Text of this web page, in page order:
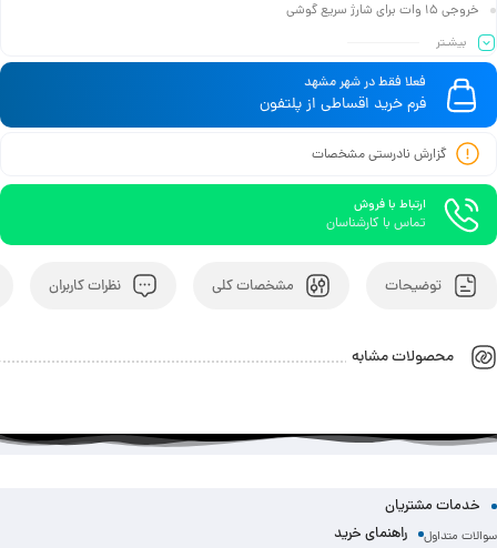
خروجی 15 وات برای شارژ سریع گوشی
طراحی زیبا با جنس پلاستیک و صفحه اکریلیک
ابعاد فشرده: 165 × 141.3 × 13 میلی‌متر
ورودی 9V/2A و 5V/3A برای سازگاری با انواع آداپتور
بیشـتر
فعلا فقط در شهر مشهد
فرم خرید اقساطی از پلتفون
گزارش نادرستی مشخصات
ارتباط با فروش
تماس با کارشناسان
توضیحات مشخصات کلی نظرات کاربران
محصولات مشابه
خدمات مشتریان
سوالات متداول راهنمای خرید